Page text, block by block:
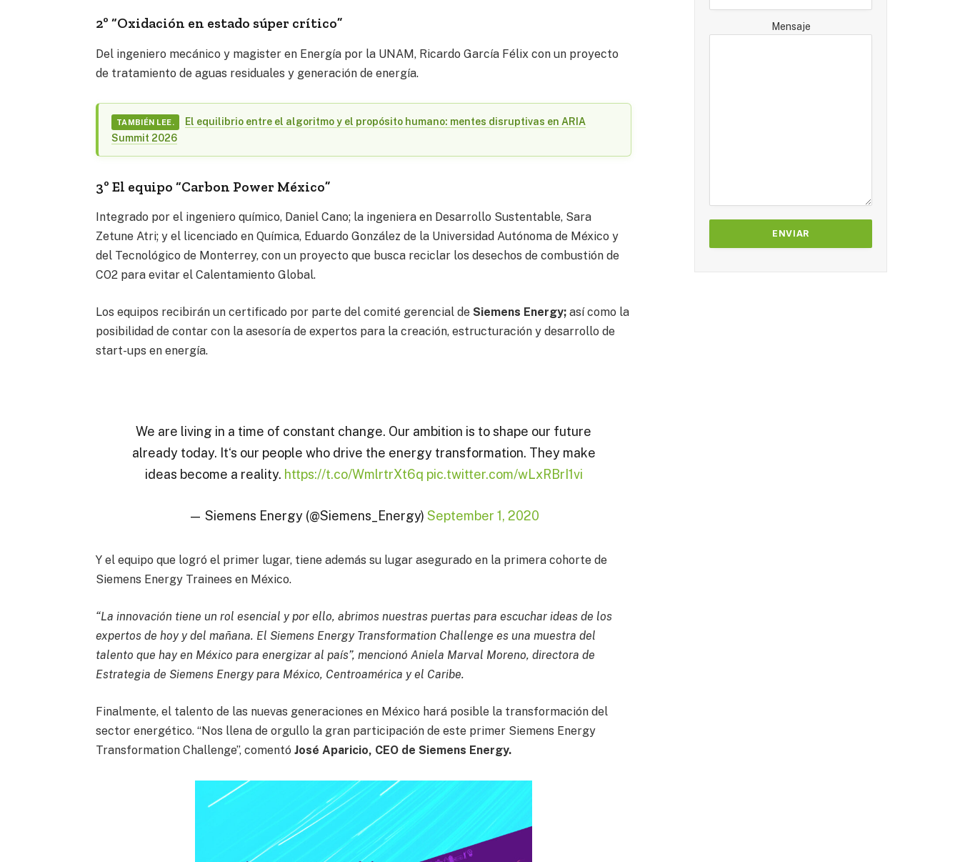
2º “Oxidación en estado súper crítico”
Del ingeniero mecánico y magister en Energía por la UNAM, Ricardo García Félix con un proyecto
de tratamiento de aguas residuales y generación de energía.
TAMBIÉN LEE.
El equilibrio entre el algoritmo y el propósito humano: mentes disruptivas en ARIA
Summit 2026
3º El equipo “Carbon Power México”
Integrado por el ingeniero químico, Daniel Cano; la ingeniera en Desarrollo Sustentable, Sara
Zetune Atri; y el licenciado en Química, Eduardo González de la Universidad Autónoma de México y
del Tecnológico de Monterrey, con un proyecto que busca reciclar los desechos de combustión de
CO2 para evitar el Calentamiento Global.
Los equipos recibirán un certificado por parte del comité gerencial deSiemens Energy;así como la
posibilidad de contar con la asesoría de expertos para la creación, estructuración y desarrollo de
start-ups en energía.
We are living in a time of constant change. Our ambition is to shape our future
already today. It‘s our people who drive the energy transformation. They make
ideas become a reality. https://t.co/WmlrtrXt6q pic.twitter.com/wLxRBrI1vi
— Siemens Energy (@Siemens_Energy) September 1, 2020
Y el equipo que logró el primer lugar, tiene además su lugar asegurado en la primera cohorte de
Siemens Energy Trainees en México.
“La innovación tiene un rol esencial y por ello, abrimos nuestras puertas para escuchar ideas de los
expertos de hoy y del mañana. El Siemens Energy Transformation Challenge es una muestra del
talento que hay en México para energizar al país”, mencionó Aniela Marval Moreno, directora de
Estrategia de Siemens Energy para México, Centroamérica y el Caribe.
Finalmente, el talento de las nuevas generaciones en México hará posible la transformación del
sector energético. “Nos llena de orgullo la gran participación de este primer Siemens Energy
Transformation Challenge”, comentóJosé Aparicio, CEO de Siemens Energy.
Mensaje